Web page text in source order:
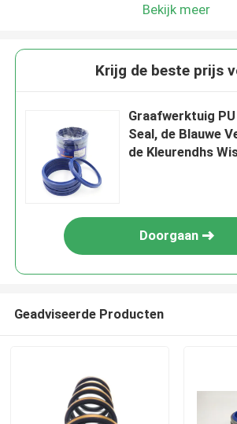
Bekijk meer
Krijg de beste prijs
Graafwerktuig
Seal, de Blauwe
de Kleurendhs
Doorgaan
Geadviseerde Producten